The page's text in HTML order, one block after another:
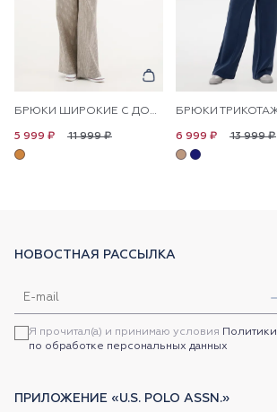
БРЮКИ ШИРОКИЕ С ДОБАВЛЕНИЕМ ЛЬНА НА КУЛИСКЕ
11 999 ₽
5 999 ₽ 13 999 ₽
6 999 ₽
НОВОСТНАЯ РАССЫЛКА
Я прочитал(а) и принимаю условия Политики
по обработке персональных данных
ПРИЛОЖЕНИЕ «U.S. POLO ASSN.»